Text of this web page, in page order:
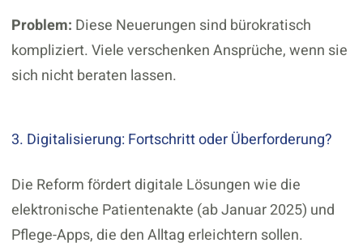
Problem: Diese Neuerungen sind bürokratisch
kompliziert. Viele verschenken Ansprüche, wenn sie
sich nicht beraten lassen.
3. Digitalisierung: Fortschritt oder Überforderung?
Die Reform fördert digitale Lösungen wie die
elektronische Patientenakte (ab Januar 2025) und
Pflege-Apps, die den Alltag erleichtern sollen.